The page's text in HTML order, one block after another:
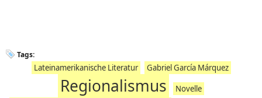
Tags:
Lateinamerikanische Literatur Gabriel García Márquez
Regionalismus Novelle